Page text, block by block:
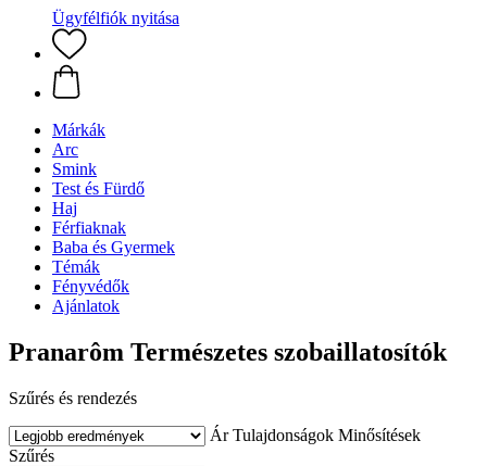
Ügyfélfiók nyitása
Márkák
Arc
Smink
Test és Fürdő
Haj
Férfiaknak
Baba és Gyermek
Témák
Fényvédők
Ajánlatok
Pranarôm Természetes szobaillatosítók
Szűrés és rendezés
Ár Tulajdonságok Minősítések
Szűrés